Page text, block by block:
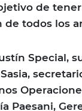
de
todos los
Special,
Paesani,